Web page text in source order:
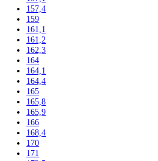
102
104
117,5
122
122,5
123
123,6
124,1
125
135
136
137,2
139,7
140